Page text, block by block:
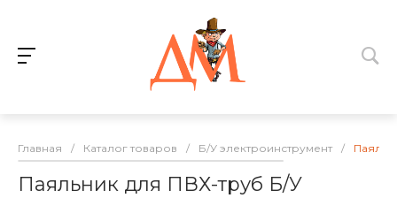
Главная / Каталог товаров / Б/У электроинструмент /
Паяльник для ПВХ-труб Б/У